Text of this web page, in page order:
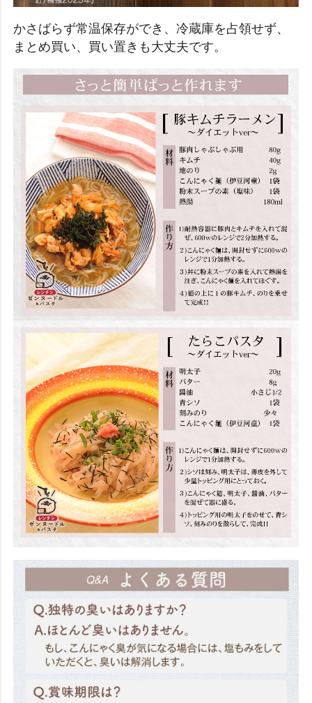
かさばらず常温保存ができ、冷蔵庫を占領せず、
まとめ買い、買い置きも大丈夫です。